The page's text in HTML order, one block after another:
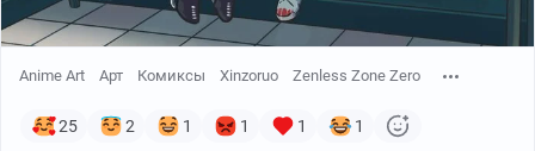
Anime Art Арт Комиксы Xinzoruo Zenless Zone Zero
25 2 1 1 1 1